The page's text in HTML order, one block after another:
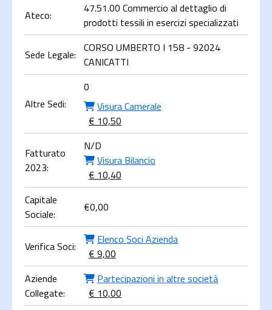
Ateco:
47.51.00 Commercio al dettaglio di
prodotti tessili in esercizi specializzati
Sede Legale: CORSO UMBERTO I 158 - 92024
CANICATTI
Altre Sedi:
0
Visura Camerale
€ 10,50
Fatturato
2023:
N/D
Visura Bilancio
€ 10,40
Capitale
Sociale:
€0,00
Verifica Soci:
Elenco Soci Azienda
€ 9,00
Aziende
Collegate:
Partecipazioni in altre società
€ 10,00